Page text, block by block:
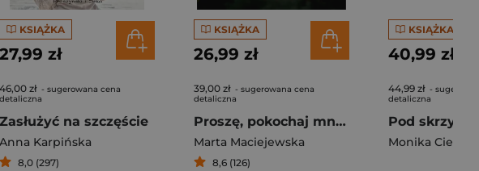
KSIĄŻKA
27,99 zł
46,00 zł - sugerowana cena
detaliczna
Zasłużyć na szczęście
Anna Karpińska
8,0 (297)
KSIĄŻKA
26,99 zł
39,00 zł - sugerowana cena
detaliczna
Proszę, pokochaj mnie, mamo!
Marta Maciejewska
8,6 (126)
KSIĄŻKA
40,99 zł
44,99 zł -
detaliczna
Pod
Monika Cieluch